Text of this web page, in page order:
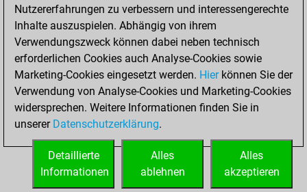
Bauer setzt Matt
0
Erstickte Matts
Unterverwandlungen
Türme auf der siebten
0
STARTSEITE
Nutzererfahrungen zu verbessern und interessengerechte
Inhalte auszuspielen. Abhängig von ihrem
Verwendungszweck können dabei neben technisch
erforderlichen Cookies auch Analyse-Cookies sowie
Marketing-Cookies eingesetzt werden. Hierkönnen Sie der
Verwendung von Analyse-Cookies und Marketing-Cookies
widersprechen. Weitere Informationen finden Sie in
unserer Datenschutzerklärung.
Alles
akzeptieren
Alles
ablehnen
Detaillierte
Informationen